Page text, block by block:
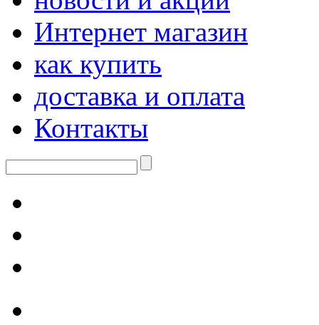
Интернет магазин
как купить
доставка и оплата
Контакты